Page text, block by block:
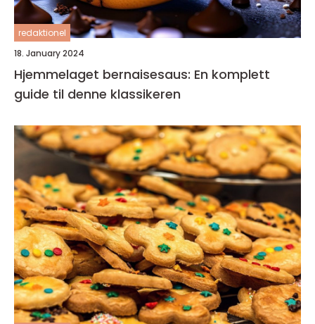
redaktionel
18. January 2024
Hjemmelaget bernaisesaus: En komplett
guide til denne klassikeren